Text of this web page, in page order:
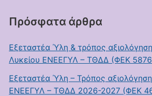
Πρόσφατα άρθρα
Εξεταστέα Ύλη & τρόπος
Λυκείου ΕΝΕΕΓΥΛ – ΤΘΔΔ (ΦΕΚ
Εξεταστέα Ύλη – Τρόπος
ΕΝΕΕΓΥΛ – ΤΘΔΔ 2026-2027 (ΦΕΚ